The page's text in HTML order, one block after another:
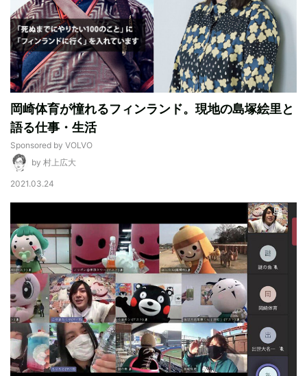
岡崎体育が憧れるフィンランド。現地の島塚絵里と
語る仕事・生活
Sponsored by VOLVO
by 村上広大
2021.03.24